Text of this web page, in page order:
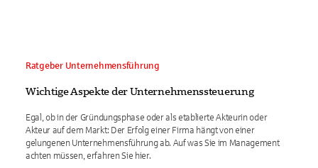
Ratgeber Unternehmensführung
Wichtige Aspekte der Unternehmenssteuerung
Egal, ob in der Gründungsphase oder als etablierte Akteurin oder
Akteur auf dem Markt: Der Erfolg einer Firma hängt von einer
gelungenen Unternehmensführung ab. Auf was Sie im Management
achten müssen, erfahren Sie hier.